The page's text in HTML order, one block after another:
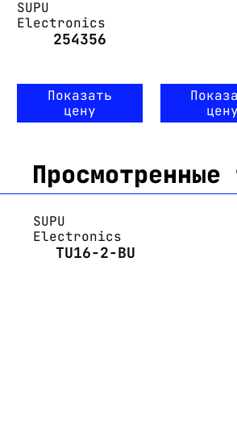
SUPU
Electronics
254356
Показать
цену
цену
Просмотренные
SUPU
Electronics
TU16-2-BU